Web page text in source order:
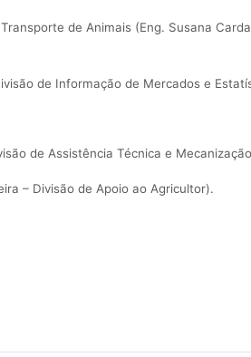
de Animais (Eng. Susana
de Informação de Mercados e
de Assistência Técnica e
– Divisão de Apoio ao Agricultor).